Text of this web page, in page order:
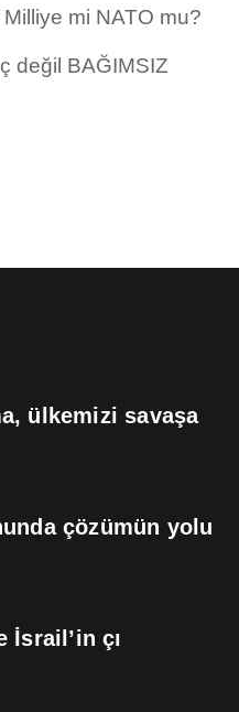
mi NATO mu?
değil BAĞIMSIZ
ülkemizi savaşa
çözümün yolu
İsrail’in çı